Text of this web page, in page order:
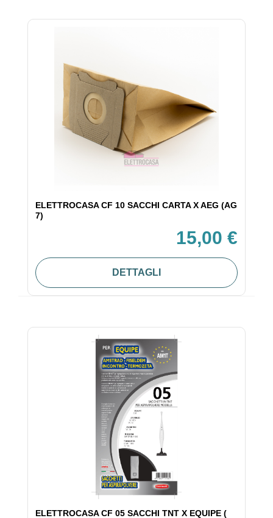
ELETTROCASA CF 10 SACCHI CARTA X AEG (AG
7)
15,00 €
DETTAGLI
ELETTROCASA CF 05 SACCHI TNT X EQUIPE (